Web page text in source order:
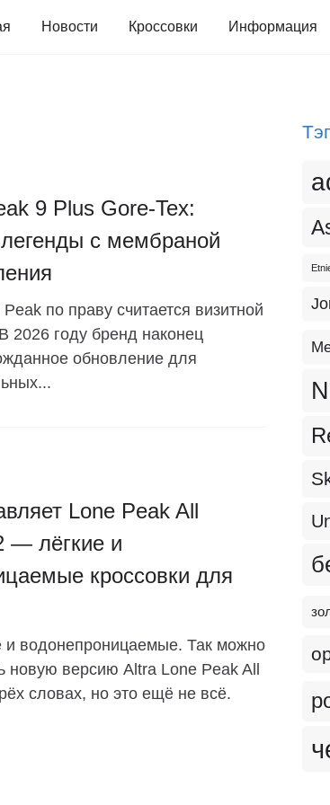
Новости Кроссовки Информация
9 Plus Gore-Tex:
с мембраной
по праву считается визитной
2026 году бренд наконец
обновление для
Lone Peak All
— лёгкие и
кроссовки для
и водонепроницаемые. Так можно
новую версию Altra Lone Peak All
словах, но это ещё не всё.